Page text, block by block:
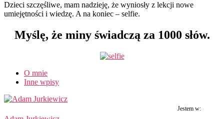
Dzieci szczęśliwe, mam nadzieję, że wyniosły z lekcji nowe
umiejętności i wiedzę. A na koniec – selfie.
Myślę, że miny świadczą za 1000 słów.
O mnie
Inne wpisy
Jestem w: